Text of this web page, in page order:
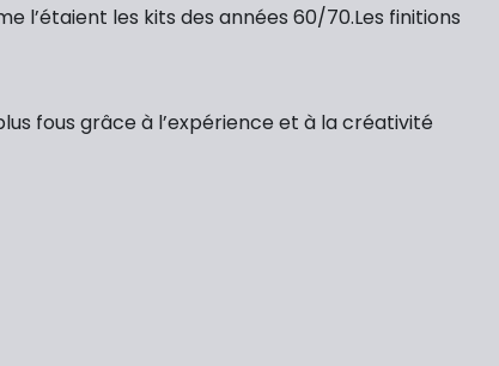
l’étaient les kits des années 60/70.Les finitions
fous grâce à l’expérience et à la créativité